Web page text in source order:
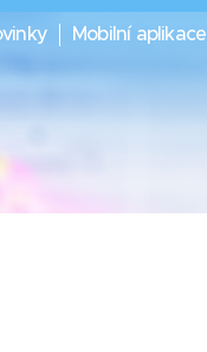
Mobilní aplikace